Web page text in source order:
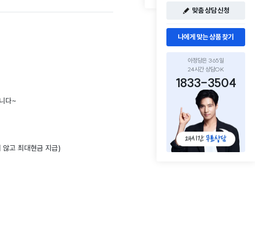
다~
고 최대현금 지급)
맞춤 상담 신청
나에게 맞는 상품 찾기
아정당은 365일
24시간 상담OK
1833-3504